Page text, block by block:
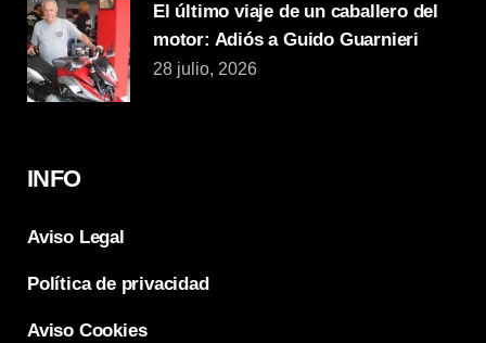
El último viaje de un caballero del
motor: Adiós a Guido Guarnieri
28 julio, 2026
INFO
Aviso Legal
Política de privacidad
Aviso Cookies